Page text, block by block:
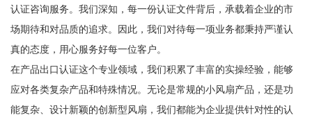
认证咨询服务。我们深知，每一份认证文件背后，承载着企业的市
场期待和对品质的追求。因此，我们对待每一项业务都秉持严谨认
真的态度，用心服务好每一位客户。
在产品出口认证这个专业领域，我们积累了丰富的实操经验，能够
应对各类复杂产品和特殊情况。无论是常规的小风扇产品，还是功
能复杂、设计新颖的创新型风扇，我们都能为企业提供针对性的认